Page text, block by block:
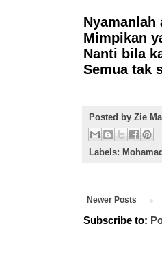
Nyamanlah
Mimpikan
Nanti bila
Semua tak
Posted by Zie
Labels:
Newer Posts
Subscribe to: